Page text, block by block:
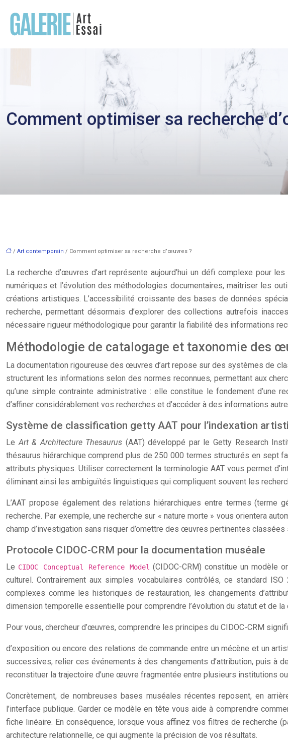
Comment optimiser sa recherche
/ Art contemporain / Comment optimiser sa recherche d’œuvres ?
La recherche d’œuvres d’art représente aujourd’hui un défi complexe pour
numériques et l’évolution des méthodologies documentaires, maîtriser les
créations artistiques. L’accessibilité croissante des bases de données
recherche, permettant désormais d’explorer des collections autrefois
nécessaire rigueur méthodologique pour garantir la fiabilité des informations
Méthodologie de catalogage et taxonomie des
La documentation rigoureuse des œuvres d’art repose sur des systèmes de
structurent les informations selon des normes reconnues, permettant aux
qu’une simple contrainte administrative : elle constitue le fondement d’une
d’affiner considérablement vos recherches et d’accéder à des informations
Système de classification getty AAT pour l’indexation
LeArt & Architecture Thesaurus (AAT) développé par le Getty Research
thésaurus hiérarchique comprend plus de 250 000 termes structurés en
attributs physiques. Utiliser correctement la terminologie AAT vous permet
éliminant ainsi les ambiguïtés linguistiques qui compliquent souvent les
L’AAT propose également des relations hiérarchiques entre termes
recherche. Par exemple, une recherche sur « nature morte » vous orientera
champ d’investigation sans risquer d’omettre des œuvres pertinentes
Protocole CIDOC-CRM pour la documentation muséale
Le CIDOC Conceptual Reference Model (CIDOC-CRM) constitue un modèle
culturel. Contrairement aux simples vocabulaires contrôlés, ce standard
complexes comme les historiques de restauration, les changements
dimension temporelle essentielle pour comprendre l’évolution du statut et de la
Pour vous, chercheur d’œuvres, comprendre les principes du CIDOC-CRM
d’exposition ou encore des relations de commande entre un mécène et un
successives, relier ces événements à des changements d’attribution, puis
reconstituer la trajectoire d’une œuvre fragmentée entre plusieurs institutions
Concrètement, de nombreuses bases muséales récentes reposent, en
l’interface publique. Garder ce modèle en tête vous aide à comprendre
fiche linéaire. En conséquence, lorsque vous affinez vos filtres de recherche
architecture relationnelle, ce qui augmente la précision de vos résultats.